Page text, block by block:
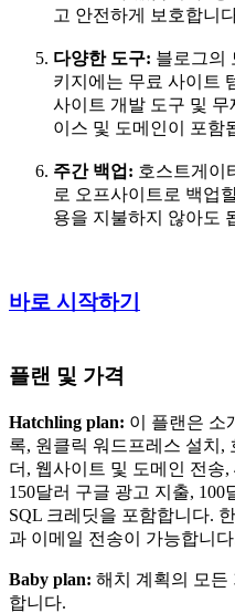
고 안전하게 보호합니
다양한 도구: 블로그의
키지에는 무료 사이트
사이트 개발 도구 및 무
이스 및 도메인이 포함
주간 백업: 호스트게이
로 오프사이트로 백업
용을 지불하지 않아도
바로 시작하기
플랜 및 가격
Hatchling plan: 이 플랜은 소
록, 원클릭 워드프레스 설치,
더, 웹사이트 및 도메인 전송,
150달러 구글 광고 지출,
SQL 크레딧을 포함합니다.
과 이메일 전송이 가능합니
Baby plan: 해치 계획의 모든
합니다.